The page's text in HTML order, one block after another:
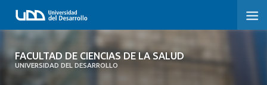
FACULTAD DE CIENCIAS DE LA SALUD
UNIVERSIDAD DEL DESARROLLO
FACULTAD DE CIENCIAS DE LA SALUD